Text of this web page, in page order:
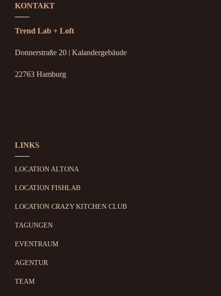
KONTAKT
Trend Lab + Loft
Donnerstraße 20 | Kalandergebäude
22763 Hamburg
LINKS
LOCATION ALTONA
LOCATION FISHLAB
LOCATION CRAZY KITCHEN CLUB
TAGUNGEN
EVENTRAUM
AGENTUR
TEAM